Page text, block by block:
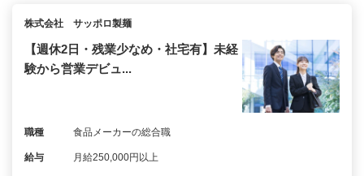
株式会社 サッポロ製麺
【週休2日・残業少なめ・社宅有】未経
験から営業デビュ...
職種 食品メーカーの総合職
給与 月給250,000円以上